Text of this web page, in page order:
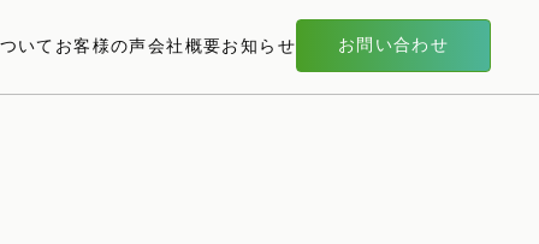
いて お客様の声会社概要お知らせ お問い合わせ